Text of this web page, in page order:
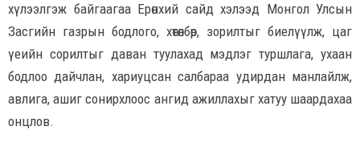
хүлээлгэж байгаагаа Ерөнхий сайд хэлээд Монгол Улсын
Засгийн газрын бодлого, хөтөлбөр, зорилтыг биелүүлж, цаг
үеийн сорилтыг даван туулахад мэдлэг туршлага, ухаан
бодлоо дайчлан, хариуцсан салбараа удирдан манлайлж,
авлига, ашиг сонирхлоос ангид ажиллахыг хатуу шаардахаа
онцлов.